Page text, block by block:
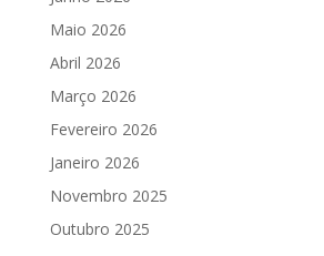
Maio 2026
Abril 2026
Março 2026
Fevereiro 2026
Janeiro 2026
Novembro 2025
Outubro 2025